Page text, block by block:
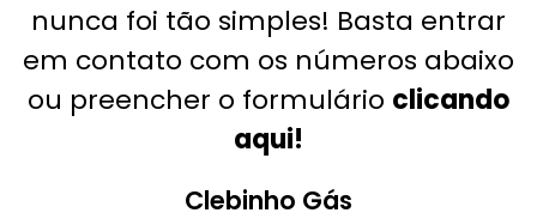
nunca foi tão simples! Basta entrar
em contato com os números abaixo
ou preencher o formulário clicando
aqui!
Clebinho Gás